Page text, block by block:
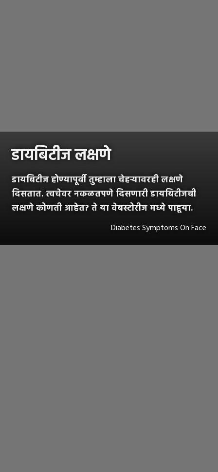
डायबिटीज लक्षणे
डायबिटीज होण्यापूर्वी तुम्हाला चेहऱ्यावरही लक्षणे
दिसतात. त्वचेवर नकळतपणे दिसणारी डायबिटीजची
लक्षणे कोणती आहेत? ते या वेबस्टोरीज मध्ये पाहूया.
Diabetes Symptoms On Face